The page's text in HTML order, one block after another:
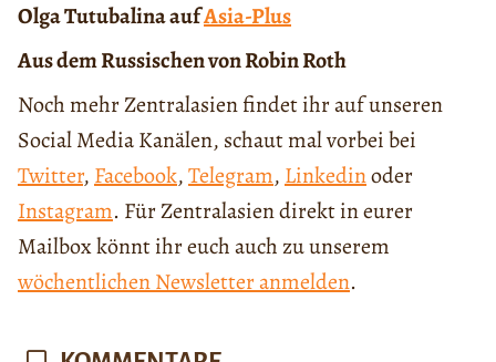
Olga Tutubalina aufAsia-Plus
Aus dem Russischen von Robin Roth
Noch mehr Zentralasien findet ihr auf unseren
Social Media Kanälen, schaut mal vorbei bei
Twitter, Facebook,Telegram, Linkedinoder
Instagram. Für Zentralasien direkt in eurer
Mailbox könnt ihr euch auch zu unserem
wöchentlichen Newsletter anmelden.